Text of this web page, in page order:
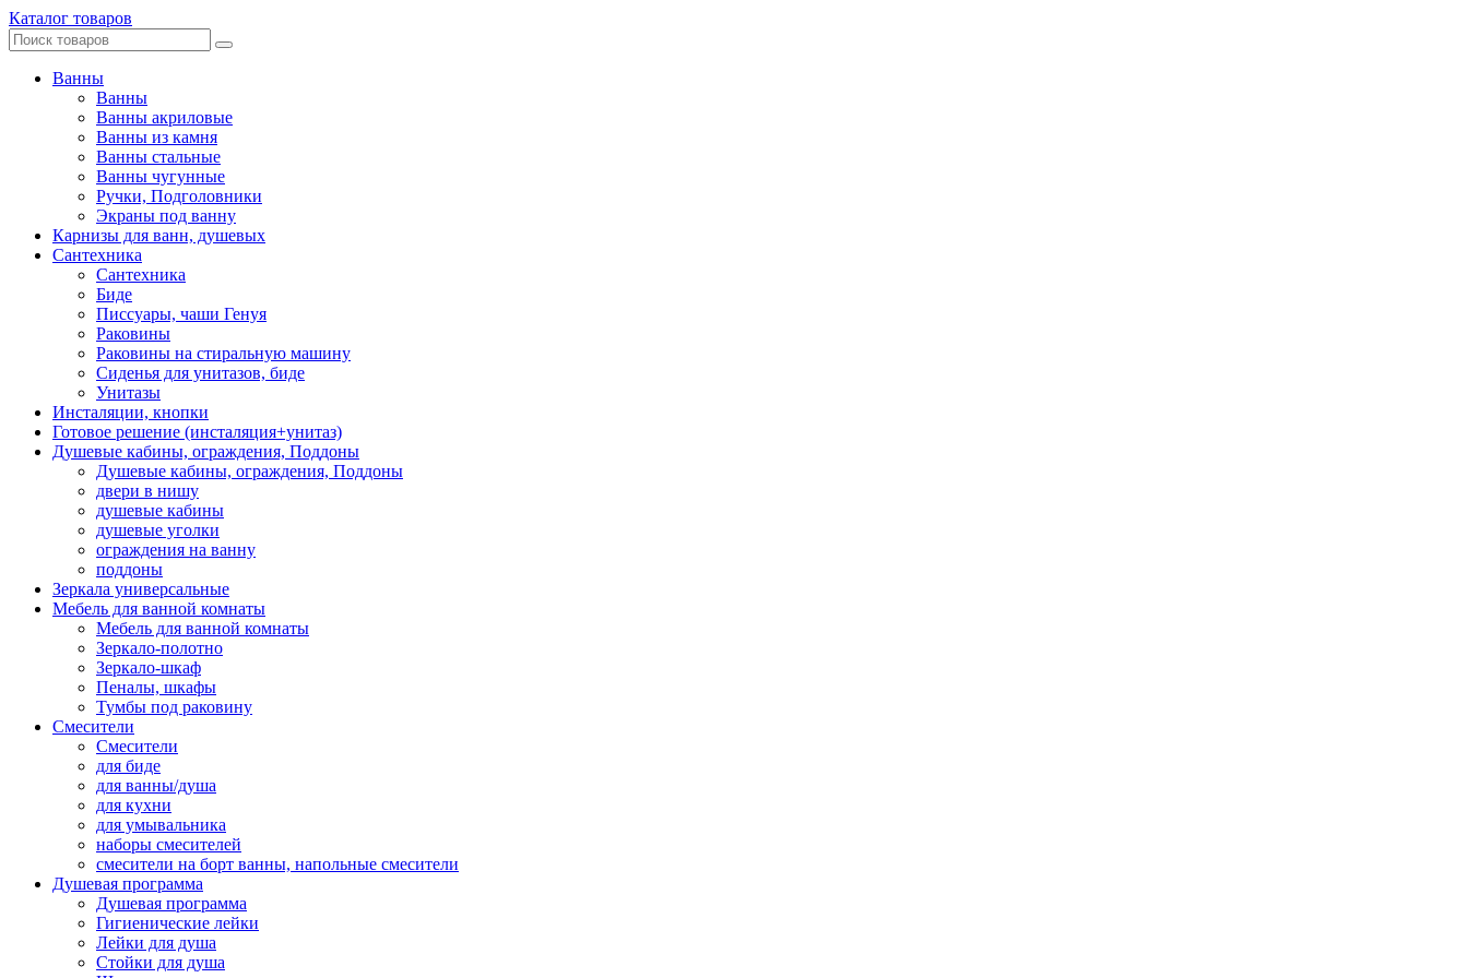
Каталог товаров
Ванны
Ванны
Ванны акриловые
Ванны из камня
Ванны стальные
Ванны чугунные
Ручки, Подголовники
Экраны под ванну
Карнизы для ванн, душевых
Сантехника
Сантехника
Биде
Писсуары, чаши Генуя
Раковины
Раковины на стиральную машину
Сиденья для унитазов, биде
Унитазы
Инсталяции, кнопки
Готовое решение (инсталяция+унитаз)
Душевые кабины, ограждения, Поддоны
Душевые кабины, ограждения, Поддоны
двери в нишу
душевые кабины
душевые уголки
ограждения на ванну
поддоны
Зеркала универсальные
Мебель для ванной комнаты
Мебель для ванной комнаты
Зеркало-полотно
Зеркало-шкаф
Пеналы, шкафы
Тумбы под раковину
Смесители
Смесители
для биде
для ванны/душа
для кухни
для умывальника
наборы смесителей
смесители на борт ванны, напольные смесители
Душевая программа
Душевая программа
Гигиенические лейки
Лейки для душа
Стойки для душа